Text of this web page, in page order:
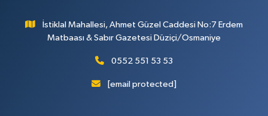
İstiklal Mahallesi, Ahmet Güzel Caddesi No:7 Erdem
Matbaası & Sabır Gazetesi Düziçi/Osmaniye
0552 551 53 53
[email protected]